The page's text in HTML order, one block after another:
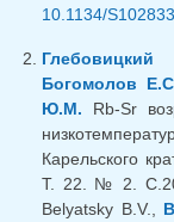
10.1134/
Глебовицкий
Богомолов
Ю.М. Rb-Sr
Карельского
Т. 22. № 2.
Belyatsky B.V.,